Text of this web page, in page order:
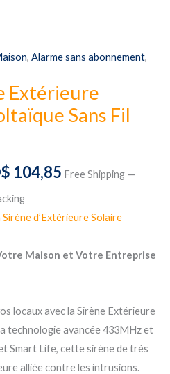
, Alarme sans abonnement,
Extérieure
Sans Fil
119,99.
104,85Current
is:
CAD$ 104,85.
Free Shipping —
d’Extérieure Solaire
Maison et Votre Entreprise
locaux avec la Sirène Extérieure
technologie avancée 433MHz et
Smart Life, cette sirène de trés
alliée contre les intrusions.